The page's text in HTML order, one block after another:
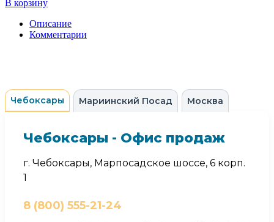
В корзину
Описание
Комментарии
Чебоксары Мариинский Посад Москва
Чебоксары - Офис продаж
г. Чебоксары, Марпосадское шоссе, 6 корп.
1
8 (800) 555-21-24